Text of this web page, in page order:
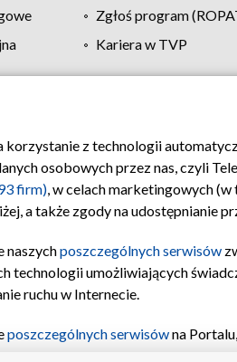
Zgłoś program
Kariera w TVP
prywatności Moje zgody
z technologii
osobowych przez nas, czyli
firm), w celach marketingowych
a także zgody na udostępnianie
naszychposzczególnych serwisów
umożliwiających
ruchu w Internecie.
poszczególnych serwisówna